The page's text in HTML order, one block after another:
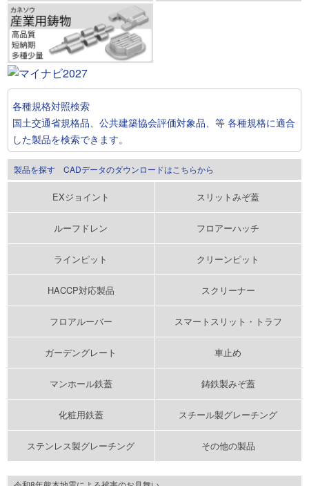
各種規格対照検索
国土交通省規格品、公共建築協会評価対象品、等各種規格に適合
した製品を検索できます。
製品を探す CADデータのダウンロードはこちらから
EXジョイント スリットみぞ蓋
ルーフドレン フロアーハッチ
ラインピット クリーンピット
HACCP対応製品 スクリーナー
フロアルーバー スマートスリット・トラフ
ガーデングレート 車止め
マンホール鉄蓋 鋳鉄製みぞ蓋
化粧用鉄蓋 スチール製グレーチング
ステンレス製グレーチング その他の製品